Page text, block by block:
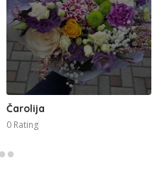
Čarolija
0 Rating